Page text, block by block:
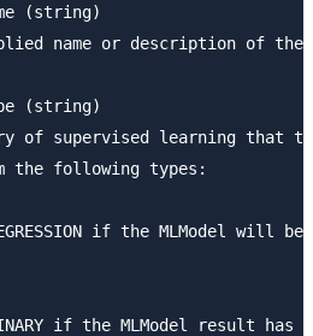
(string)
name or description of the
(string)
of supervised learning that
the following types:
if the MLModel will be
if the MLModel result has